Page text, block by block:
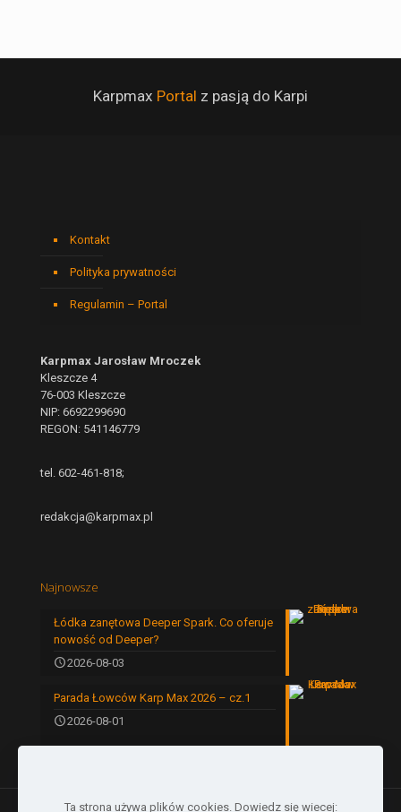
Karpmax Portal z pasją do Karpi
Kontakt
Polityka prywatności
Regulamin – Portal
Karpmax Jarosław Mroczek
Kleszcze 4
76-003 Kleszcze
NIP: 6692299690
REGON: 541146779
tel. 602-461-818;
redakcja@karpmax.pl
Najnowsze
Łódka zanętowa Deeper Spark. Co oferuje
nowość od Deeper?
2026-08-03
Parada Łowców Karp Max 2026 – cz.1
2026-08-01
Ta strona używa plików cookies. Dowiedz się wiecej: